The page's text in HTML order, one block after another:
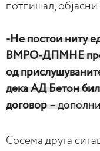
потпишал,
-Не постои ниту
ВМРО-ДПМНЕ
од
дека АД Бетон
договор–
Сосема друга